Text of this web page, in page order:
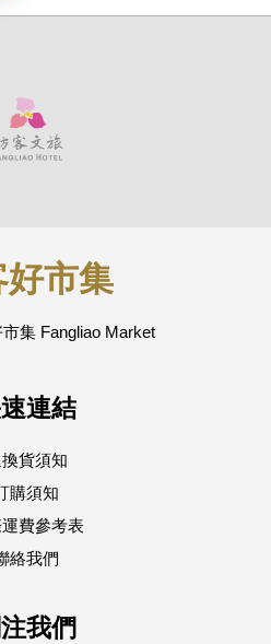
市集
集 Fangliao Market
連結
貨須知
購須知
費參考表
絡我們
我們